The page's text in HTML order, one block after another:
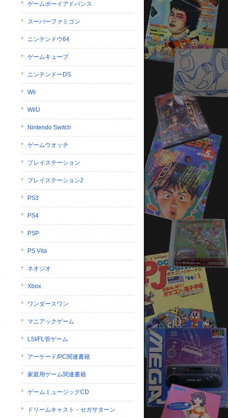
ゲームボーイアドバンス
スーパーファミコン
ニンテンドウ64
ゲームキューブ
ニンテンドーDS
Wii
WiiU
Nintendo Switch
ゲームウオッチ
プレイステーション
プレイステーション2
PS3
PS4
PSP
PS Vita
ネオジオ
Xbox
ワンダースワン
マニアックゲーム
LSI/FL管ゲーム
アーケード/PC関連書籍
家庭用ゲーム関連書籍
ゲームミュージックCD
ドリームキャスト・セガサターン